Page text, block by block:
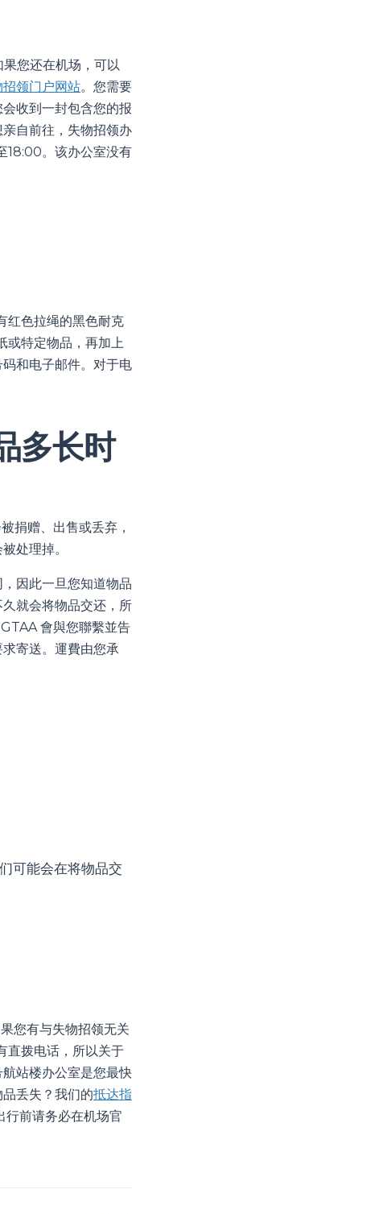
您还在机场，可以
领门户网站。您需要
收到一封包含您的报
自前往，失物招领办
18:00。该办公室没有
红色拉绳的黑色耐克
或特定物品，再加上
和电子邮件。对于电
多长时
捐赠、出售或丢弃，
处理掉。
因此一旦您知道物品
就会将物品交还，所
會與您聯繫並告
寄送。運費由您承
可能会在将物品交
您有与失物招领无关
直拨电话，所以关于
站楼办公室是您最快
丢失？我们的抵达指
行前请务必在机场官